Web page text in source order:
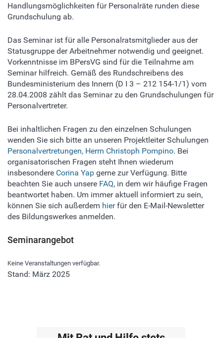
Handlungsmöglichkeiten für Personalräte runden diese
Grundschulung ab.
Das Seminar ist für alle Personalratsmitglieder aus der
Statusgruppe der Arbeitnehmer notwendig und geeignet.
Vorkenntnisse im BPersVG sind für die Teilnahme am
Seminar hilfreich. Gemäß des Rundschreibens des
Bundesministerium des Innern (D I 3 – 212 154-1/1) vom
28.04.2008 zählt das Seminar zu den Grundschulungen für
Personalvertreter.
Bei inhaltlichen Fragen zu den einzelnen Schulungen
wenden Sie sich bitte an unseren Projektleiter Schulungen
Personalvertretungen, Herrn Christoph Pompino. Bei
organisatorischen Fragen steht Ihnen wiederum
insbesondere Corina Yap gerne zur Verfügung. Bitte
beachten Sie auch unsere FAQ, in dem wir häufige Fragen
beantwortet haben. Um immer aktuell informiert zu sein,
können Sie sich außerdem hierfür den E-Mail-Newsletter
des Bildungswerkes anmelden.
Seminarangebot
Keine Veranstaltungen verfügbar.
Stand: März 2025